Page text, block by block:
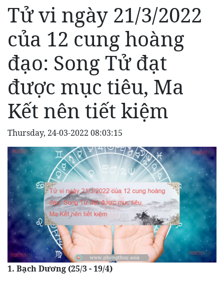
Tử vi ngày 21/3/2022
của 12 cung hoàng
đạo: Song Tử đạt
được mục tiêu, Ma
Kết nên tiết kiệm
Thursday, 24-03-2022 08:03:15
1. Bạch Dương (25/3 - 19/4)